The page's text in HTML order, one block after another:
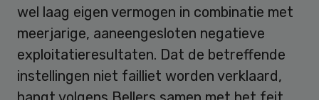
wel laag eigen vermogen in combinatie met
meerjarige, aaneengesloten negatieve
exploitatieresultaten. Dat de betreffende
instellingen niet failliet worden verklaard,